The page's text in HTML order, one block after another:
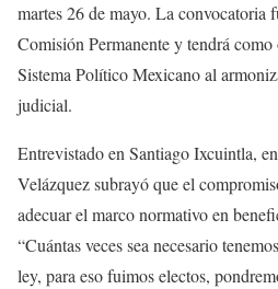
martes 26 de mayo. La convocatoria
Comisión Permanente y tendrá
Sistema Político Mexicano al
judicial.
Entrevistado en Santiago Ixcuintla,
Velázquez subrayó que el
adecuar el marco normativo en
“Cuántas veces sea necesario
ley, para eso fuimos electos,